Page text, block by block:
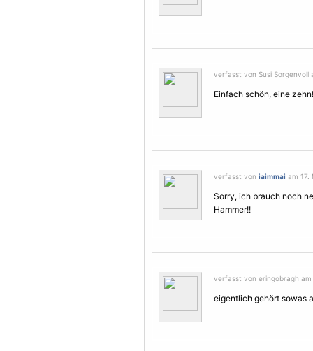
verfasst von Susi Sorgenvoll
Einfach schön, eine zehn!
verfasst von iaimmai am 17.
Sorry, ich brauch noch
Hammer!!
verfasst von eringobragh am
eigentlich gehört sowas